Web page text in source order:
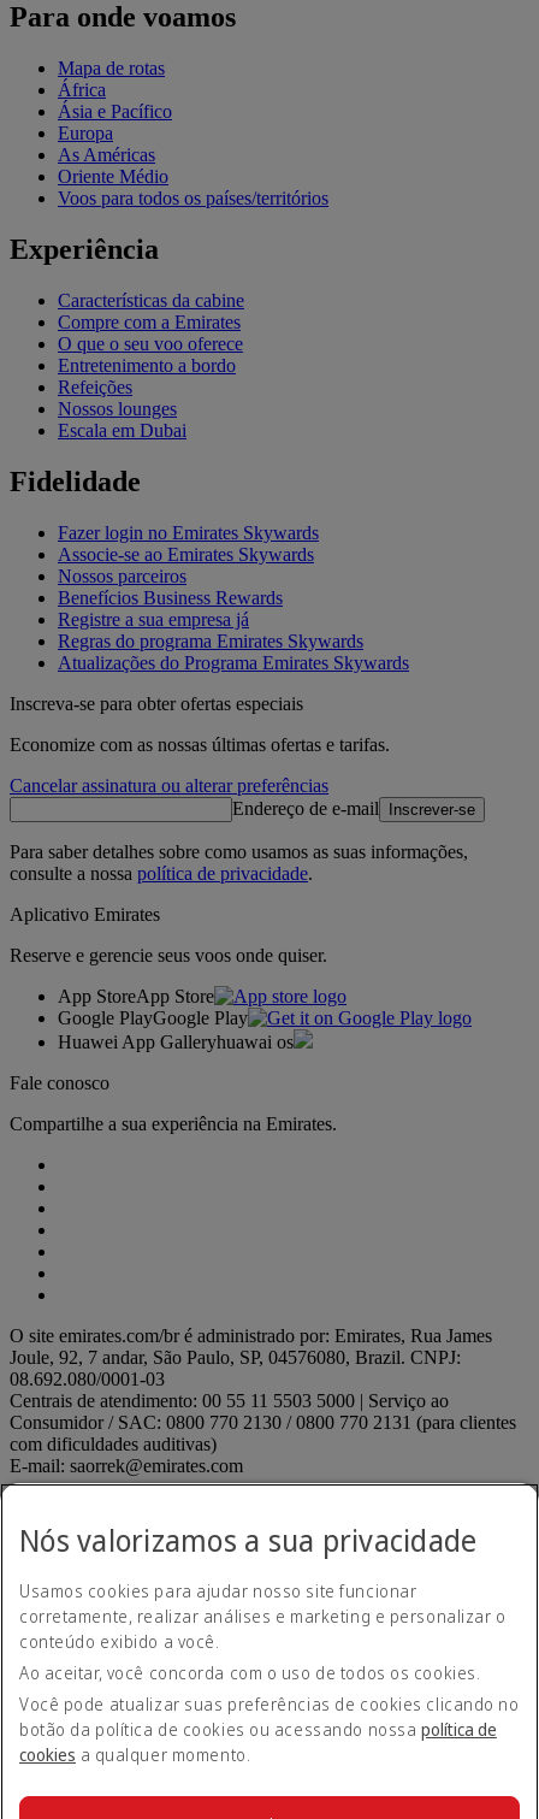
Para onde voamos
Mapa de rotas
África
Ásia e Pacífico
Europa
As Américas
Oriente Médio
Voos para todos os países/territórios
Experiência
Características da cabine
Compre com a Emirates
O que o seu voo oferece
Entretenimento a bordo
Refeições
Nossos lounges
Escala em Dubai
Fidelidade
Fazer login no Emirates Skywards
Associe-se ao Emirates Skywards
Nossos parceiros
Benefícios Business Rewards
Registre a sua empresa já
Regras do programa Emirates Skywards
Atualizações do Programa Emirates Skywards
Inscreva-se para obter ofertas especiais
Economize com as nossas últimas ofertas e tarifas.
Cancelar assinatura ou alterar preferências
Endereço de e-mail
Inscrever-se
Para saber detalhes sobre como usamos as suas informações,
consulte a nossa política de privacidade.
Aplicativo Emirates
Reserve e gerencie seus voos onde quiser.
App StoreApp Store
Google PlayGoogle Play
Huawei App Galleryhuawai os
Fale conosco
Compartilhe a sua experiência na Emirates.
O site emirates.com/br é administrado por: Emirates, Rua James
Joule, 92, 7 andar, São Paulo, SP, 04576080, Brazil. CNPJ:
08.692.080/0001-03
Centrais de atendimento: 00 55 11 5503 5000 | Serviço ao
Consumidor / SAC: 0800 770 2130 / 0800 770 2131 (para clientes
com dificuldades auditivas)
E-mail: saorrek@emirates.com
Contate-nos
Política de privacidade
Política de Cookies
Segurança cibernética
Declaração de transparência relativa à Lei sobre Escravidão
Mapa do site
ANAC reguladosANAC regulados Opens an external link in
a new tab
Desempenho de pontualidade
Envie uma sugestão ou reclamação
Nós valorizamos a sua privacidade
Usamos cookies para ajudar nosso site funcionar
corretamente, realizar análises e marketing e personalizar o
conteúdo exibido a você.
Ao aceitar, você concorda com o uso de todos os cookies.
Você pode atualizar suas preferências de cookies clicando no
botão da política de cookies ou acessando nossa política de
cookies a qualquer momento.